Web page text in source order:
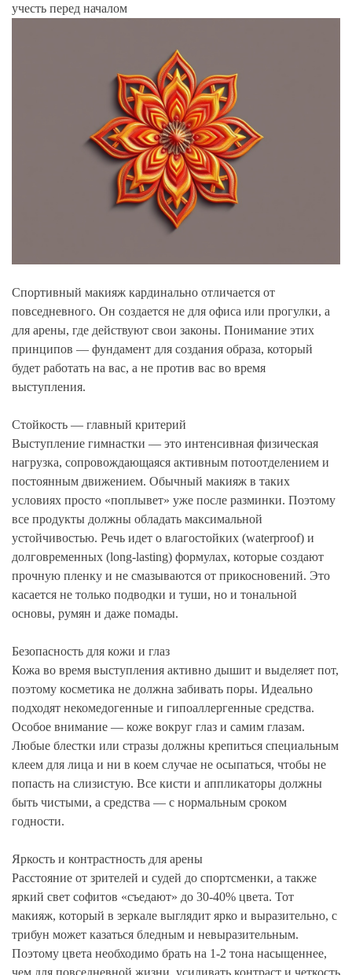
учесть перед началом
Спортивный макияж кардинально отличается от
повседневного. Он создается не для офиса или прогулки, а
для арены, где действуют свои законы. Понимание этих
принципов — фундамент для создания образа, который
будет работать на вас, а не против вас во время
выступления.
Стойкость — главный критерий
Выступление гимнастки — это интенсивная физическая
нагрузка, сопровождающаяся активным потоотделением и
постоянным движением. Обычный макияж в таких
условиях просто «поплывет» уже после разминки. Поэтому
все продукты должны обладать максимальной
устойчивостью. Речь идет о влагостойких (waterproof) и
долговременных (long-lasting) формулах, которые создают
прочную пленку и не смазываются от прикосновений. Это
касается не только подводки и туши, но и тональной
основы, румян и даже помады.
Безопасность для кожи и глаз
Кожа во время выступления активно дышит и выделяет пот,
поэтому косметика не должна забивать поры. Идеально
подходят некомедогенные и гипоаллергенные средства.
Особое внимание — коже вокруг глаз и самим глазам.
Любые блестки или стразы должны крепиться специальным
клеем для лица и ни в коем случае не осыпаться, чтобы не
попасть на слизистую. Все кисти и аппликаторы должны
быть чистыми, а средства — с нормальным сроком
годности.
Яркость и контрастность для арены
Расстояние от зрителей и судей до спортсменки, а также
яркий свет софитов «съедают» до 30-40% цвета. Тот
макияж, который в зеркале выглядит ярко и выразительно, с
трибун может казаться бледным и невыразительным.
Поэтому цвета необходимо брать на 1-2 тона насыщеннее,